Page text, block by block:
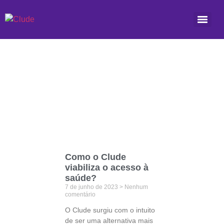
Etiqueta: alternativa
Como o Clude
viabiliza o acesso à
saúde?
7 de junho de 2023
Nenhum
comentário
O Clude surgiu com o intuito
de ser uma alternativa mais